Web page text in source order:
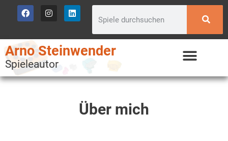
Arno Steinwender
Spieleautor
Über mich